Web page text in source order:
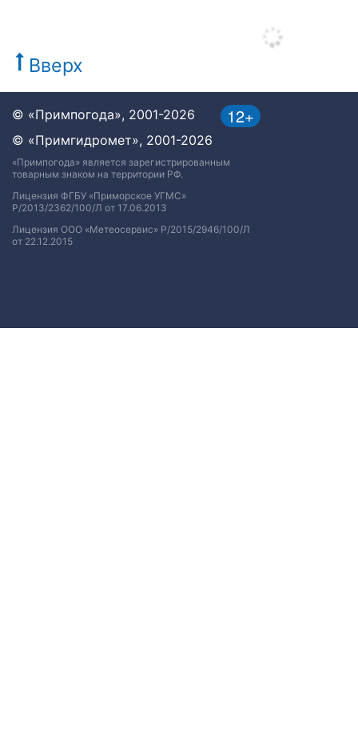
Вверх
12+
© «Примпогода», 2001-2026
© «Примгидромет», 2001-2026
«Примпогода» является зарегистрированным
товарным знаком на территории РФ.
Лицензия ФГБУ «Приморское УГМС»
Р/2013/2362/100/Л от 17.06.2013
Лицензия ООО «Метеосервис» Р/2015/2946/100/Л
от 22.12.2015